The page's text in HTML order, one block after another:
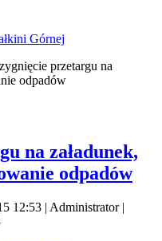
Górnej
przetargu na
odpadów
na załadunek,
odpadów
12:53 | Administrator|